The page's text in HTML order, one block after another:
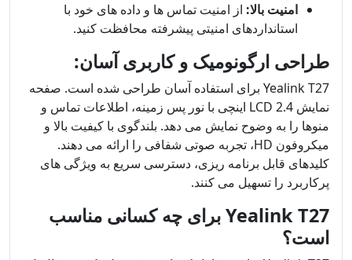
امنیت بالا: از امنیت تماس ها و داده های خود با
استانداردهای امنیتی پیشرفته محافظت کنید.
طراحی ارگونومیک و کاربری آسان:
Yealink T27 برای استفاده آسان طراحی شده است. صفحه
نمایش LCD 2.4 اینچی با نور پس زمینه، اطلاعات تماس و
منوها را به وضوح نمایش می دهد. بلندگوی با کیفیت بالا و
میکروفون HD، تجربه صوتی شفافی را ارائه می دهند.
کلیدهای قابل برنامه ریزی، دسترسی سریع به ویژگی های
پرکاربرد را تسهیل می کنند.
Yealink T27 برای چه کسانی مناسب
است؟